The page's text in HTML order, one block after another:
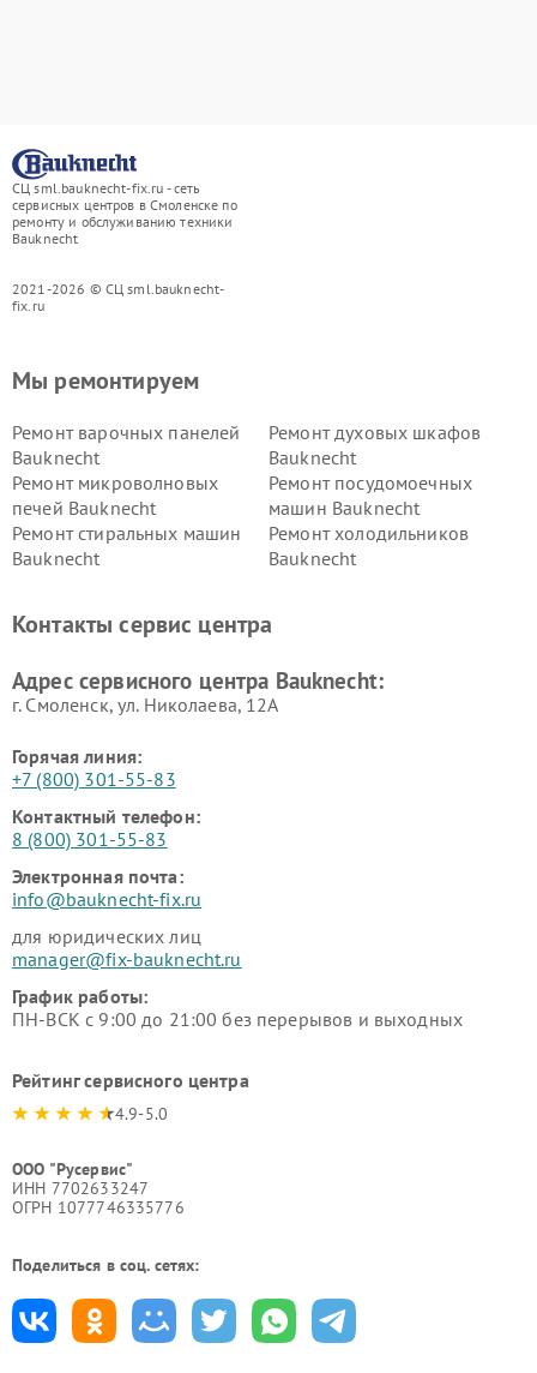
СЦ sml.bauknecht-fix.ru - сеть
сервисных центров в Смоленске по
ремонту и обслуживанию техники
Bauknecht
2021-2026 © СЦ sml.bauknecht-
fix.ru
Мы ремонтируем
Ремонт варочных панелей
Bauknecht
Ремонт духовых шкафов
Bauknecht
Ремонт микроволновых
печей Bauknecht
Ремонт посудомоечных
машин Bauknecht
Ремонт стиральных машин
Bauknecht
Ремонт холодильников
Bauknecht
Контакты сервис центра
Адрес сервисного центра Bauknecht:
г. Смоленск, ул. Николаева, 12А
Горячая линия:
+7 (800) 301-55-83
Контактный телефон:
8 (800) 301-55-83
Электронная почта:
info@bauknecht-fix.ru
для юридических лиц
manager@fix-bauknecht.ru
График работы:
ПН-ВСК с 9:00 до 21:00 без перерывов и выходных
Рейтинг сервисного центра
4.9-5.0
ООО "Русервис"
ИНН 7702633247
ОГРН 1077746335776
Поделиться в соц. сетях: